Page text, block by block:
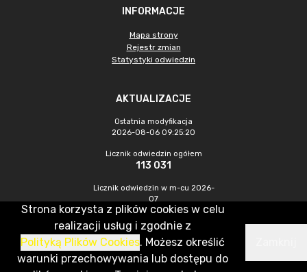
INFORMACJE
Mapa strony
Rejestr zmian
Statystyki odwiedzin
AKTUALIZACJE
Ostatnia modyfikacja
2026-08-06 09:25:20
Licznik odwiedzin ogółem
113 031
Licznik odwiedzin w m-cu 2026-
07
361
CMS & Hosting: Nefeni Sp. z o.o.
Strona korzysta z plików cookies w celu
realizacji usług i zgodnie z
Polityką Plików Cookies. Możesz określić
warunki przechowywania lub dostępu do